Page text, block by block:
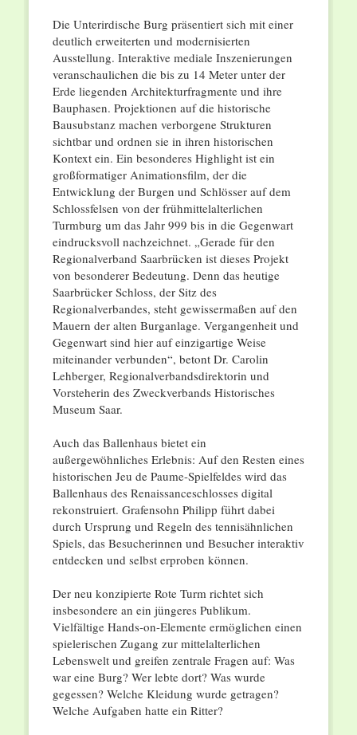
Die Unterirdische Burg präsentiert sich mit einer
deutlich erweiterten und modernisierten
Ausstellung. Interaktive mediale Inszenierungen
veranschaulichen die bis zu 14 Meter unter der
Erde liegenden Architekturfragmente und ihre
Bauphasen. Projektionen auf die historische
Bausubstanz machen verborgene Strukturen
sichtbar und ordnen sie in ihren historischen
Kontext ein. Ein besonderes Highlight ist ein
großformatiger Animationsfilm, der die
Entwicklung der Burgen und Schlösser auf dem
Schlossfelsen von der frühmittelalterlichen
Turmburg um das Jahr 999 bis in die Gegenwart
eindrucksvoll nachzeichnet. „Gerade für den
Regionalverband Saarbrücken ist dieses Projekt
von besonderer Bedeutung. Denn das heutige
Saarbrücker Schloss, der Sitz des
Regionalverbandes, steht gewissermaßen auf den
Mauern der alten Burganlage. Vergangenheit und
Gegenwart sind hier auf einzigartige Weise
miteinander verbunden“, betont Dr. Carolin
Lehberger, Regionalverbandsdirektorin und
Vorsteherin des Zweckverbands Historisches
Museum Saar.
Auch das Ballenhaus bietet ein
außergewöhnliches Erlebnis: Auf den Resten eines
historischen Jeu de Paume-Spielfeldes wird das
Ballenhaus des Renaissanceschlosses digital
rekonstruiert. Grafensohn Philipp führt dabei
durch Ursprung und Regeln des tennisähnlichen
Spiels, das Besucherinnen und Besucher interaktiv
entdecken und selbst erproben können.
Der neu konzipierte Rote Turm richtet sich
insbesondere an ein jüngeres Publikum.
Vielfältige Hands-on-Elemente ermöglichen einen
spielerischen Zugang zur mittelalterlichen
Lebenswelt und greifen zentrale Fragen auf: Was
war eine Burg? Wer lebte dort? Was wurde
gegessen? Welche Kleidung wurde getragen?
Welche Aufgaben hatte ein Ritter?